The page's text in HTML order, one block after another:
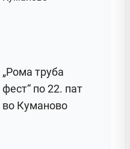
„Рома труба
фест“ по 22. пат
во Куманово